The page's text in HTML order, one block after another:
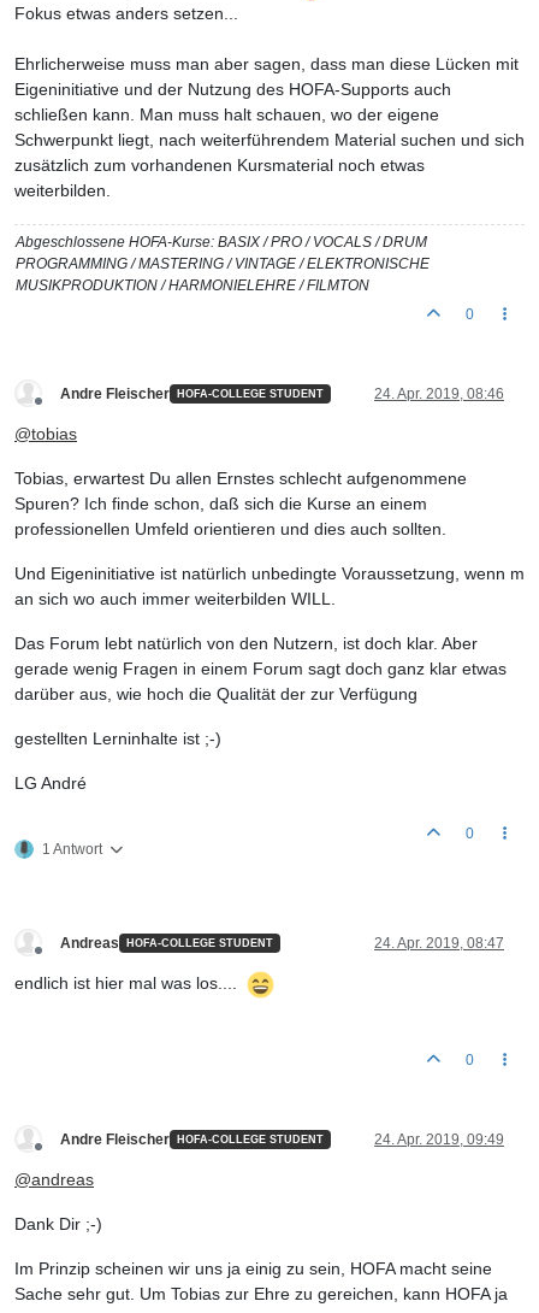
Fokus etwas anders setzen...
Ehrlicherweise muss man aber sagen, dass man diese Lücken mit
Eigeninitiative und der Nutzung des HOFA-Supports auch
schließen kann. Man muss halt schauen, wo der eigene
Schwerpunkt liegt, nach weiterführendem Material suchen und sich
zusätzlich zum vorhandenen Kursmaterial noch etwas
weiterbilden.
Abgeschlossene HOFA-Kurse: BASIX / PRO / VOCALS / DRUM
PROGRAMMING / MASTERING / VINTAGE / ELEKTRONISCHE
MUSIKPRODUKTION / HARMONIELEHRE / FILMTON
0
Andre Fleischer HOFA-COLLEGE STUDENT 24. Apr. 2019, 08:46
@tobias
Tobias, erwartest Du allen Ernstes schlecht aufgenommene
Spuren? Ich finde schon, daß sich die Kurse an einem
professionellen Umfeld orientieren und dies auch sollten.
Und Eigeninitiative ist natürlich unbedingte Voraussetzung, wenn m
an sich wo auch immer weiterbilden WILL.
Das Forum lebt natürlich von den Nutzern, ist doch klar. Aber
gerade wenig Fragen in einem Forum sagt doch ganz klar etwas
darüber aus, wie hoch die Qualität der zur Verfügung
gestellten Lerninhalte ist ;-)
LG André
1 Antwort
0
Andreas HOFA-COLLEGE STUDENT 24. Apr. 2019, 08:47
endlich ist hier mal was los....
0
Andre Fleischer HOFA-COLLEGE STUDENT 24. Apr. 2019, 09:49
@andreas
Dank Dir ;-)
Im Prinzip scheinen wir uns ja einig zu sein, HOFA macht seine
Sache sehr gut. Um Tobias zur Ehre zu gereichen, kann HOFA ja